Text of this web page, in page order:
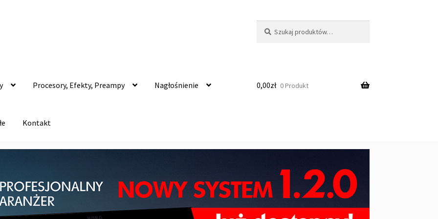
Procesory, Efekty, Preampy Nagłośnienie
Kontakt
0,00zł 0 Produkt